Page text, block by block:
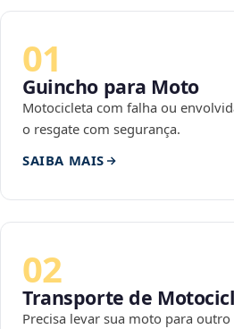
01
Guincho para Moto
Motocicleta com falha ou
o resgate com segurança.
SAIBA MAIS
02
Transporte de
Precisa levar sua moto para outro